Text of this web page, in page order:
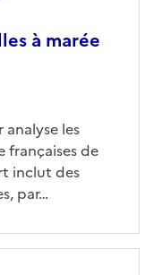
à marée
analyse les
françaises de
inclut des
par…